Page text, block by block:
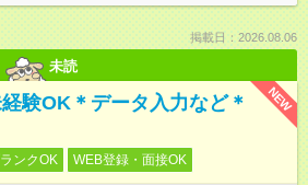
掲載日：2026.08.06
未読
NEW
験OK＊データ入力など＊
ンクOK WEB登録・面接OK